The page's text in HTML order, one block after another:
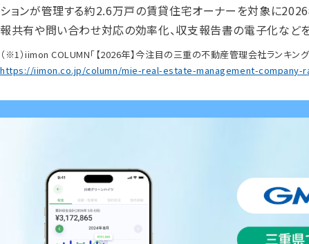
ションが管理する約2.6万戸の賃貸住宅オーナーを対象に2026
報共有や問い合わせ対応の効率化、収支報告書の電子化など
（※1）iimon COLUMN「【2026年】今注目の三重の不動産管理会社ランキング5
https://iimon.co.jp/column/mie-real-estate-management-company-